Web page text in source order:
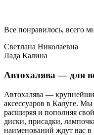
Все понравилось, всего
Светлана Николаевна
Лада Калина
Автохалява — для
Автохалява —
аксессуаров в Калуге. Мы
расширяя и пополняя
диски, присадки,
наименований ждут вас